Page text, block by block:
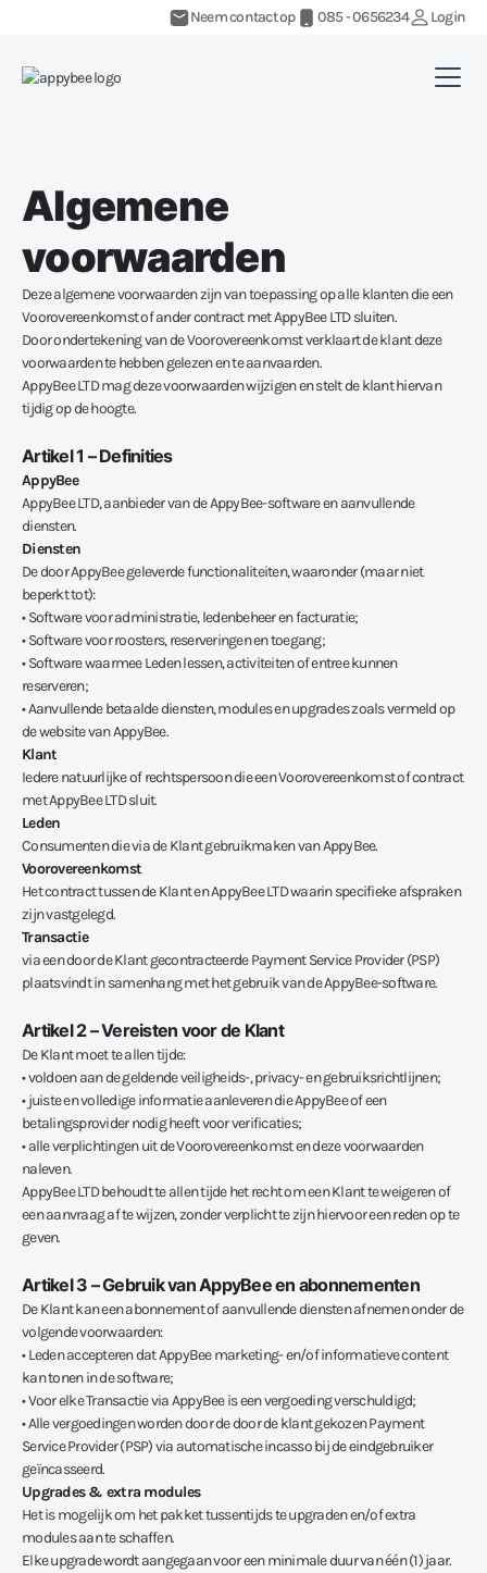
Neem contact op 085 - 0656234 Login
Algemene
voorwaarden
Deze algemene voorwaarden zijn van toepassing op alle klanten die een
Voorovereenkomst of ander contract met AppyBee LTD sluiten.
Door ondertekening van de Voorovereenkomst verklaart de klant deze
voorwaarden te hebben gelezen en te aanvaarden.
AppyBee LTD mag deze voorwaarden wijzigen en stelt de klant hiervan
tijdig op de hoogte.
Artikel 1 – Definities
AppyBee
AppyBee LTD, aanbieder van de AppyBee-software en aanvullende
diensten.
Diensten
De door AppyBee geleverde functionaliteiten, waaronder (maar niet
beperkt tot):
• Software voor administratie, ledenbeheer en facturatie;
• Software voor roosters, reserveringen en toegang;
• Software waarmee Leden lessen, activiteiten of entree kunnen
reserveren;
• Aanvullende betaalde diensten, modules en upgrades zoals vermeld op
de website van AppyBee.
Klant
Iedere natuurlijke of rechtspersoon die een Voorovereenkomst of contract
met AppyBee LTD sluit.
Leden
Consumenten die via de Klant gebruikmaken van AppyBee.
Voorovereenkomst
Het contract tussen de Klant en AppyBee LTD waarin specifieke afspraken
zijn vastgelegd.
Transactie
via een door de Klant gecontracteerde Payment Service Provider (PSP)
plaatsvindt in samenhang met het gebruik van de AppyBee-software.
Artikel 2 – Vereisten voor de Klant
De Klant moet te allen tijde:
• voldoen aan de geldende veiligheids-, privacy- en gebruiksrichtlijnen;
• juiste en volledige informatie aanleveren die AppyBee of een
betalingsprovider nodig heeft voor verificaties;
• alle verplichtingen uit de Voorovereenkomst en deze voorwaarden
naleven.
AppyBee LTD behoudt te allen tijde het recht om een Klant te weigeren of
een aanvraag af te wijzen, zonder verplicht te zijn hiervoor een reden op te
geven.
Artikel 3 – Gebruik van AppyBee en abonnementen
De Klant kan een abonnement of aanvullende diensten afnemen onder de
volgende voorwaarden:
• Leden accepteren dat AppyBee marketing- en/of informatieve content
kan tonen in de software;
• Voor elke Transactie via AppyBee is een vergoeding verschuldigd;
• Alle vergoedingen worden door de door de klant gekozen Payment
Service Provider (PSP) via automatische incasso bij de eindgebruiker
geïncasseerd.
Upgrades & extra modules
Het is mogelijk om het pakket tussentijds te upgraden en/of extra
modules aan te schaffen.
Elke upgrade wordt aangegaan voor een minimale duur van één (1) jaar.